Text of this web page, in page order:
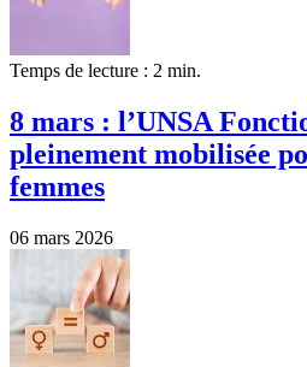
Temps de lecture : 2 min.
8 mars : l’UNSA
pleinement mobilisée
femmes
06 mars 2026